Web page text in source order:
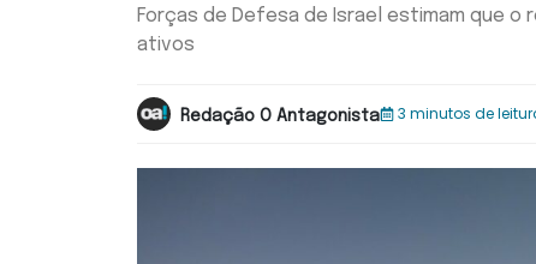
Forças de Defesa de Israel estimam que o
ativos
Redação O Antagonista 3 minutos de